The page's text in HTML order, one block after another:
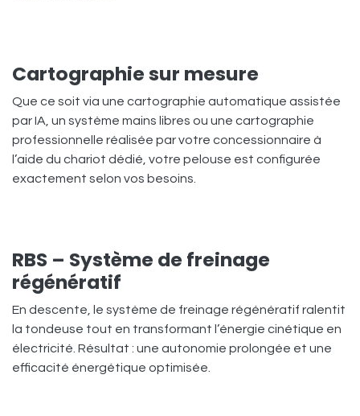
Cartographie sur mesure
Que ce soit via une cartographie automatique assistée
par IA, un système mains libres ou une cartographie
professionnelle réalisée par votre concessionnaire à
l’aide du chariot dédié, votre pelouse est configurée
exactement selon vos besoins.
RBS – Système de freinage
régénératif
En descente, le système de freinage régénératif ralentit
la tondeuse tout en transformant l’énergie cinétique en
électricité. Résultat : une autonomie prolongée et une
efficacité énergétique optimisée.